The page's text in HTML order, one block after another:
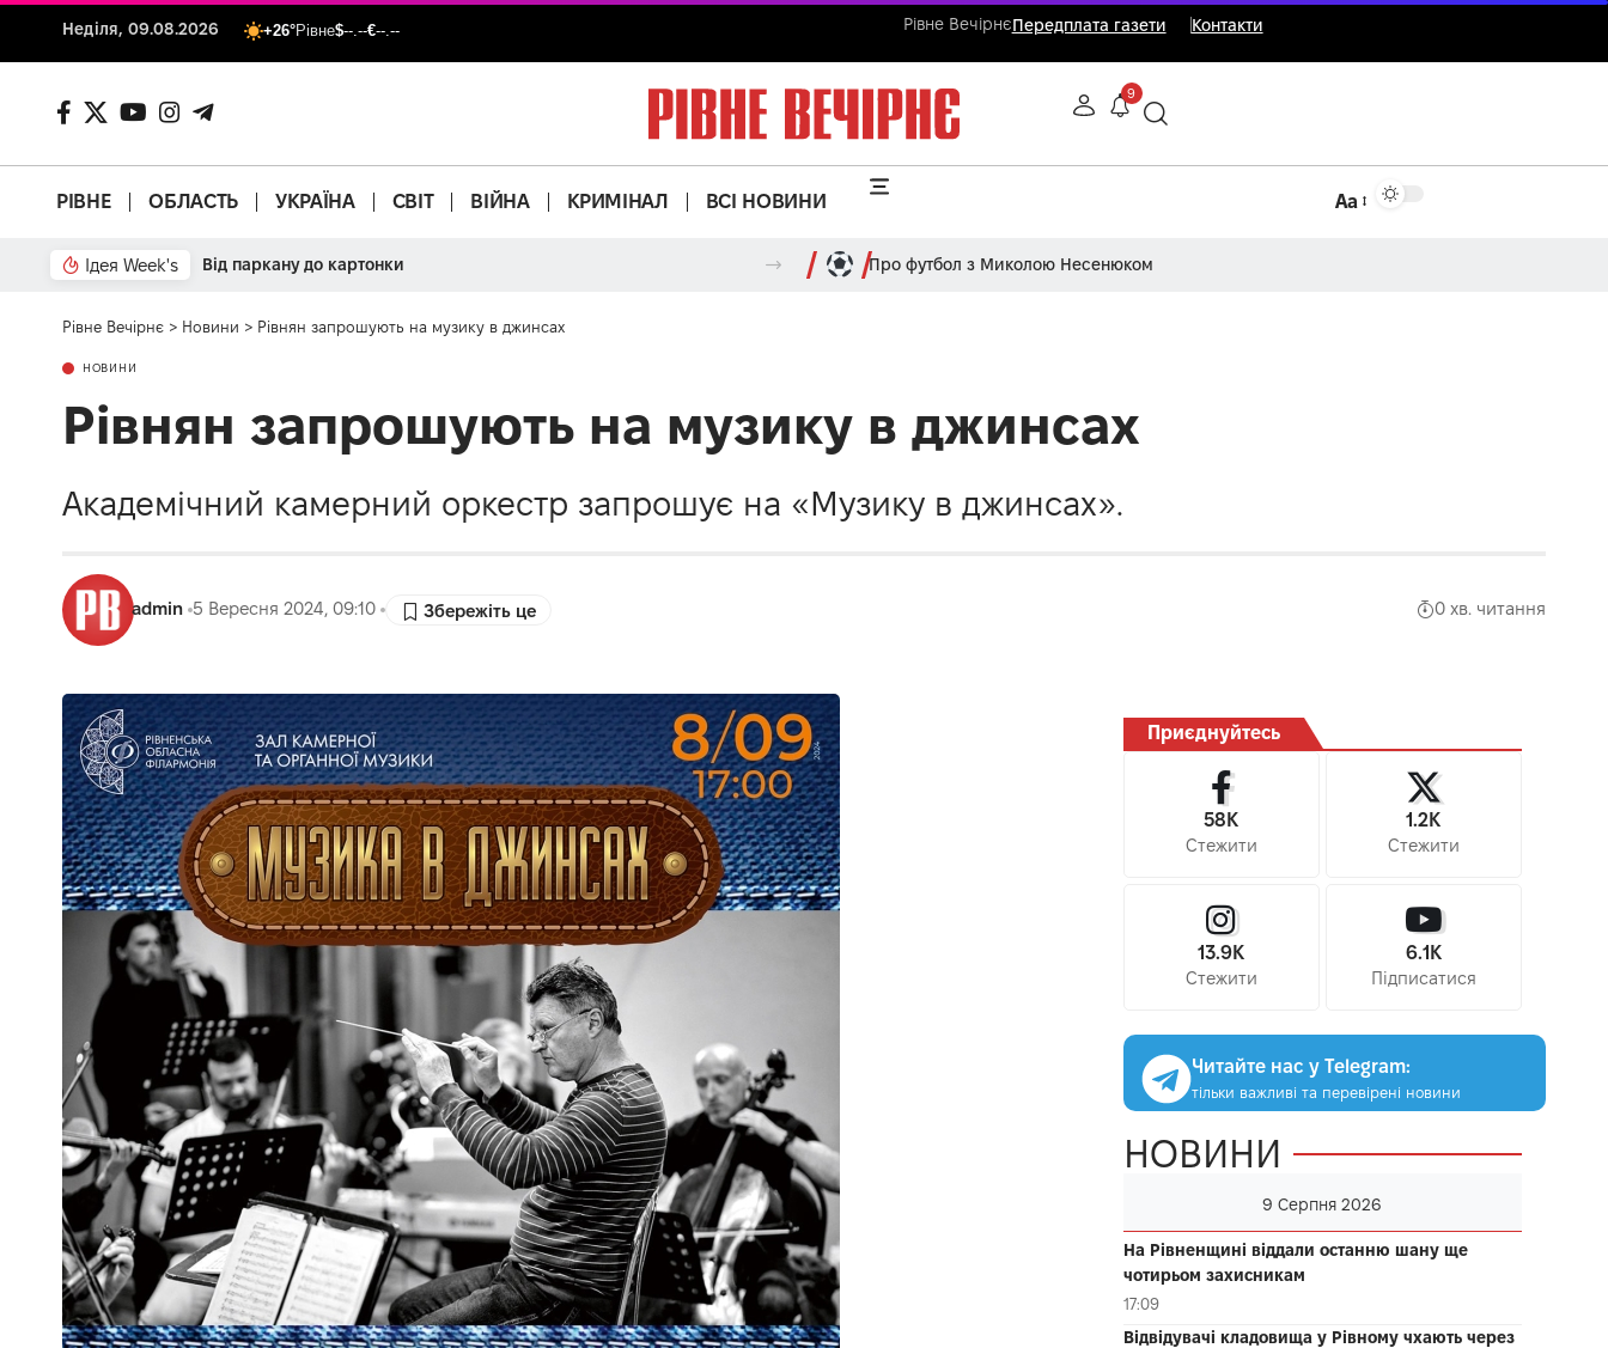
Неділя, 09.08.2026 +26°Рівне$--.--€--.-- Рівне ВечірнєПередплата газети Контакти
9
РІВНЕ ОБЛАСТЬ УКРАЇНА СВІТ ВІЙНА КРИМІНАЛ ВСІ НОВИНИ Аа
Ідея Week's Від паркану до картонки Про футбол з Миколою Несенюком
Рівне Вечірнє > Новини > Рівнян запрошують на музику в джинсах
НОВИНИ
Рівнян запрошують на музику в джинсах
Академічний камерний оркестр запрошує на «Музику в джинсах».
admin 5 Вересня 2024, 09:10 0 хв. читання
Приєднуйтесь
58K
Стежити
1.2K
Стежити
13.9K
Стежити
6.1K
Підписатися
Читайте нас у Telegram:
тільки важливі та перевірені новини
НОВИНИ
9 Серпня 2026
На Рівненщині віддали останню шану ще
чотирьом захисникам
17:09
Відвідувачі кладовища у Рівному чхають через